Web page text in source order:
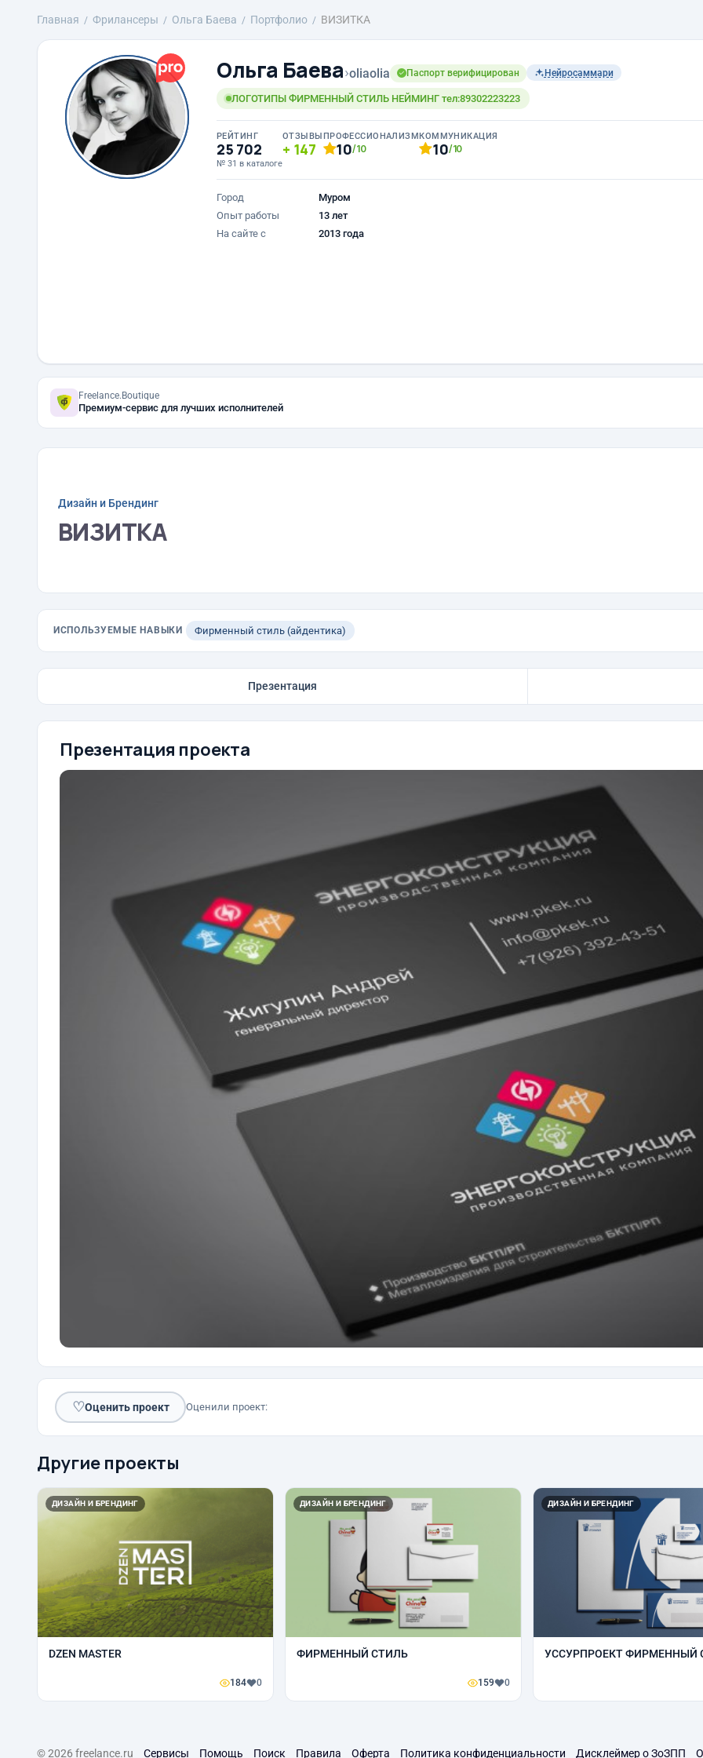
Главная Фрилансеры Ольга Баева Портфолио ВИЗИТКА
Ольга Баева›oliaolia Паспорт верифицирован Нейросаммари
ЛОГОТИПЫ ФИРМЕННЫЙ СТИЛЬ НЕЙМИНГ тел:89302223223
РЕЙТИНГ
25 702
№ 31 в каталоге
ОТЗЫВЫ
147
ПРОФЕССИОНАЛИЗМ
10/10
КОММУНИКАЦИЯ
10/10
Город
Муром
Опыт работы
13 лет
На сайте с
2013 года
Freelance.Boutique
Премиум-сервис для лучших исполнителей
Дизайн и Брендинг
ВИЗИТКА
ИСПОЛЬЗУЕМЫЕ НАВЫКИ Фирменный стиль (айдентика)
Презентация
Презентация проекта
♡Оценить проект Оценили проект:
Другие проекты
ДИЗАЙН И БРЕНДИНГ
DZEN MASTER
184 0
ДИЗАЙН И БРЕНДИНГ
ФИРМЕННЫЙ СТИЛЬ
159 0
ДИЗАЙН И БРЕНДИНГ
УССУРПРОЕКТ ФИРМЕННЫЙ
© 2026 freelance.ru Сервисы Помощь Поиск Правила Оферта Политика конфиденциальности Дисклеймер о ЗоЗПП